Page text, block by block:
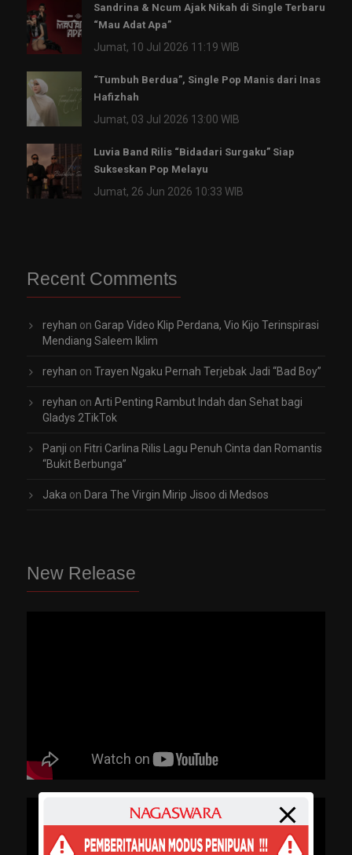
Sandrina & Ncum Ajak Nikah di Single Terbaru
“Mau Adat Apa”
Jumat, 10 Jul 2026 11:19 WIB
“Tumbuh Berdua”, Single Pop Manis dari Inas
Hafizhah
Jumat, 03 Jul 2026 13:00 WIB
Luvia Band Rilis “Bidadari Surgaku” Siap
Sukseskan Pop Melayu
Jumat, 26 Jun 2026 10:33 WIB
Recent Comments
reyhan on Garap Video Klip Perdana, Vio Kijo Terinspirasi
Mendiang Saleem Iklim
reyhan on Trayen Ngaku Pernah Terjebak Jadi “Bad Boy”
reyhan on Arti Penting Rambut Indah dan Sehat bagi
Gladys 2TikTok
Panji on Fitri Carlina Rilis Lagu Penuh Cinta dan Romantis
“Bukit Berbunga”
Jaka on Dara The Virgin Mirip Jisoo di Medsos
New Release